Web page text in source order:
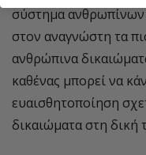
σύστημα ανθρωπίνων
στον αναγνώστη τα
ανθρώπινα
καθένας μπορεί να
ευαισθητοποίηση
δικαιώματα στη δική